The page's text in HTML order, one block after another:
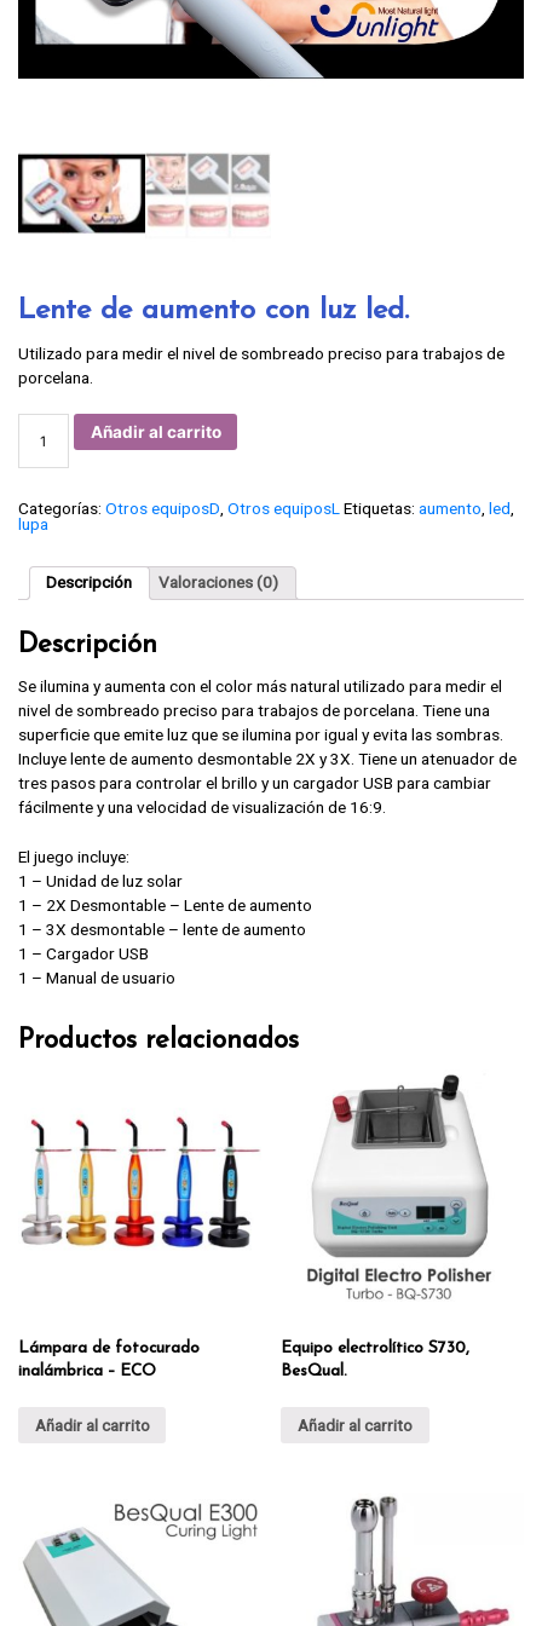
Lente de aumento con luz led.
Utilizado para medir el nivel de sombreado preciso para trabajos de
porcelana.
Lente
aumento
con
led.
cantidad
Añadir al carrito
Categorías: Otros equiposD, Otros equiposLEtiquetas: aumento, led,
lupa
Descripción Valoraciones (0)
Descripción
Se ilumina y aumenta con el color más natural utilizado para medir el
nivel de sombreado preciso para trabajos de porcelana. Tiene una
superficie que emite luz que se ilumina por igual y evita las sombras.
Incluye lente de aumento desmontable 2X y 3X. Tiene un atenuador de
tres pasos para controlar el brillo y un cargador USB para cambiar
fácilmente y una velocidad de visualización de 16:9.
El juego incluye:
1 – Unidad de luz solar
1 – 2X Desmontable – Lente de aumento
1 – 3X desmontable – lente de aumento
1 – Cargador USB
1 – Manual de usuario
Productos relacionados
Lámpara de fotocurado
inalámbrica – ECO
Añadir al carrito
Equipo electrolítico S730,
BesQual.
Añadir al carrito